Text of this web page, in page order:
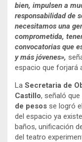
bien, impulsen a
responsabilidad de
necesitamos una
comprometida,
convocatorias que
y más jóvenes»,
espacio que forjará
La Secretaria de
Castillo, señaló
de pesos se logró
del espacio ya
baños, unificación
del teatro